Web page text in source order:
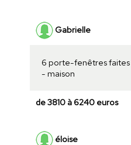
Gabrielle
6 porte-fenêtres
- maison
de 3810 à 6240 euros
éloise